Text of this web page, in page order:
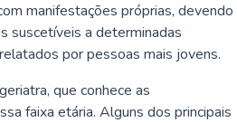
manifestações próprias, devendo
suscetíveis a determinadas
por pessoas mais jovens.
que conhece as
faixa etária. Alguns dos principais